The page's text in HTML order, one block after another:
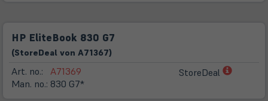
HP EliteBook 830 G7
(StoreDeal von A71367)
Art. no.:
Man. no.:
A71369
830 G7*
StoreDeal
(öffnet